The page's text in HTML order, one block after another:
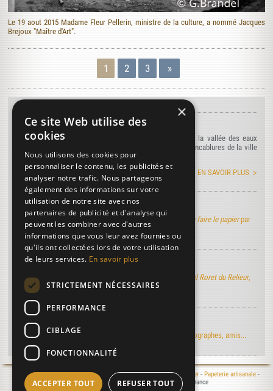
Le 19 aout 2015 Madame Fleur Pellerin, ministre de la culture, a nommé Jacques
Brejoux "Maître d'Art".
1 2 3 »
L'agenda du moulin
Rendez-nous visite tout au long de l'année au creux de la vallée des eaux
claires à Puymoyen au coeur de la Charente à quelques encablures de la ville
d'Angoulême...
EN SAVOIR PLUS
Art de faire le papier
Découvrez la version électronique de l'ouvrage Art de faire le papierpar
M. de Lalande
Manuel Roret du Relieur
Découvrez la version électronique du nouveau Manuel Roret du Relieur,
l'ouvrage de référence dans l'univers de la reliure...
Regards d'artistes...
Le moulin du Verger vu par les artistes-peintres, photographes, amis...
Mentions légales- © 2000-2026 Le Moulin du Verger -Moulin à papier- Papeterie artisanale-
Atelier de reliure - 16400 Puymoyen - Charente - France
×
Ce site Web utilise des
cookies
Nous utilisons des cookies pour
personnaliser le contenu, les publicités et
analyser notre trafic. Nous partageons
également des informations sur votre
utilisation de notre site avec nos
partenaires de publicité et d'analyse qui
peuvent les combiner avec d'autres
informations que vous leur avez fournies ou
qu'ils ont collectées lors de votre utilisation
de leurs services. En savoir plus
STRICTEMENT NÉCESSAIRES
PERFORMANCE
CIBLAGE
FONCTIONNALITÉ
ACCEPTER TOUT REFUSER TOUT